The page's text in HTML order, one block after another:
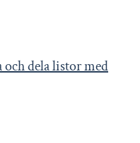
och dela listor med